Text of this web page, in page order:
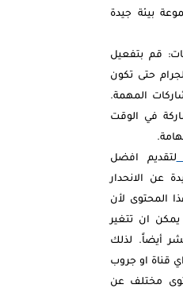
بيئة جيدة
قم بتفعيل
حتى تكون
المهمة.
في الوقت
لتقديم افضل
عن الانحدار
المحتوى لأن
ان تتغير
أيضاً. لذلك
قناة او جروب
مختلف عن